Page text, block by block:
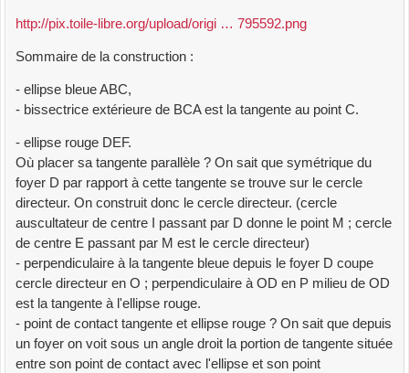
http://pix.toile-libre.org/upload/origi … 795592.png
Sommaire de la construction :
- ellipse bleue ABC,
- bissectrice extérieure de BCA est la tangente au point C.
- ellipse rouge DEF.
Où placer sa tangente parallèle ? On sait que symétrique du
foyer D par rapport à cette tangente se trouve sur le cercle
directeur. On construit donc le cercle directeur. (cercle
auscultateur de centre I passant par D donne le point M ; cercle
de centre E passant par M est le cercle directeur)
- perpendiculaire à la tangente bleue depuis le foyer D coupe
cercle directeur en O ; perpendiculaire à OD en P milieu de OD
est la tangente à l'ellipse rouge.
- point de contact tangente et ellipse rouge ? On sait que depuis
un foyer on voit sous un angle droit la portion de tangente située
entre son point de contact avec l'ellipse et son point